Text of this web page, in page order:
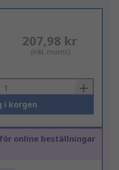
207,98 kr
(inkl. moms)
i korgen
för online beställningar